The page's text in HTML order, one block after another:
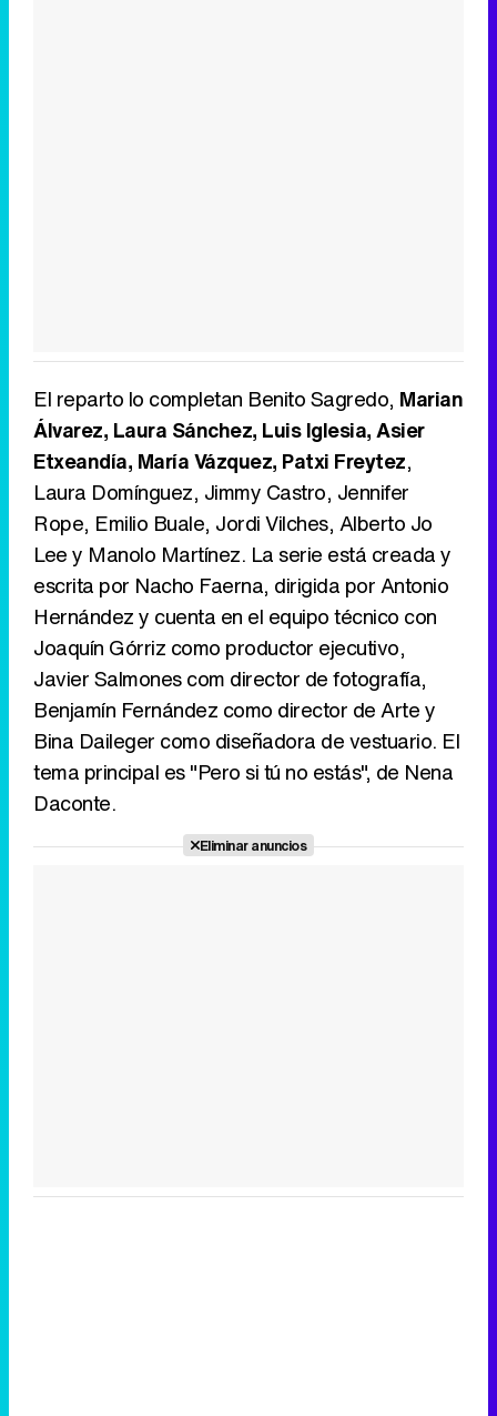
El reparto lo completan Benito Sagredo, Marian
Álvarez, Laura Sánchez, Luis Iglesia, Asier
Etxeandía, María Vázquez, Patxi Freytez,
Laura Domínguez, Jimmy Castro, Jennifer
Rope, Emilio Buale, Jordi Vilches, Alberto Jo
Lee y Manolo Martínez. La serie está creada y
escrita por Nacho Faerna, dirigida por Antonio
Hernández y cuenta en el equipo técnico con
Joaquín Górriz como productor ejecutivo,
Javier Salmones com director de fotografía,
Benjamín Fernández como director de Arte y
Bina Daileger como diseñadora de vestuario. El
tema principal es "Pero si tú no estás", de Nena
Daconte.
Eliminar anuncios